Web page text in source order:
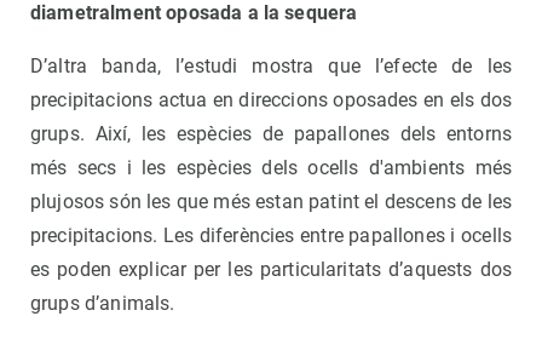
diametralment oposada a la sequera
D’altra banda, l’estudi mostra que l’efecte de les
precipitacions actua en direccions oposades en els dos
grups. Així, les espècies de papallones dels entorns
més secs i les espècies dels ocells d'ambients més
plujosos són les que més estan patint el descens de les
precipitacions. Les diferències entre papallones i ocells
es poden explicar per les particularitats d’aquests dos
grups d’animals.